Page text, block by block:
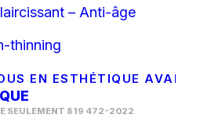
– Anti-âge
thinning
EN ESTHÉTIQUE AVANCÉ
SEULEMENT 819 472-2022